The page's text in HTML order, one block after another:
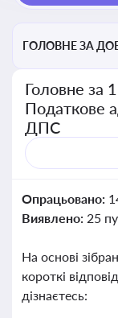
ГОЛОВНЕ ЗА
Головне за
Податкове
ДПС
Опрацьовано:
Виявлено: 25
На основі
короткі
дізнаєтесь: